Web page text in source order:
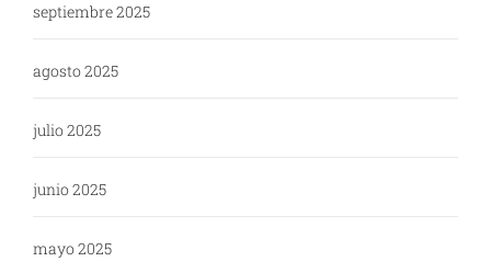
septiembre 2025
agosto 2025
julio 2025
junio 2025
mayo 2025